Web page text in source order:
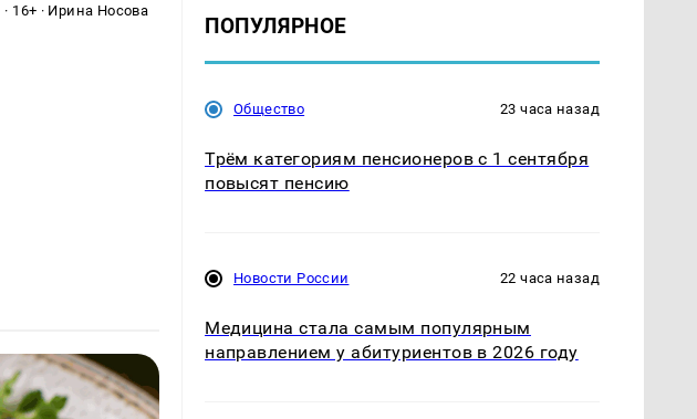
· 16+ · Ирина Носова
ПОПУЛЯРНОЕ
Общество 23 часа назад
Трём категориям пенсионеров с 1 сентября
повысят пенсию
Новости России 22 часа назад
Медицина стала самым популярным
направлением у абитуриентов в 2026 году